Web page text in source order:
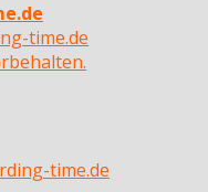
time.de
time.de